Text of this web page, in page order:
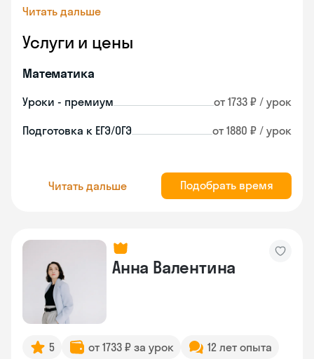
Читать дальше
Услуги и цены
Математика
Уроки - премиум от 1733 ₽ / урок
Подготовка к ЕГЭ/ОГЭ от 1880 ₽ / урок
Читать дальше Подобрать время
Анна Валентина
5 от 1733 ₽ за урок 12 лет опыта